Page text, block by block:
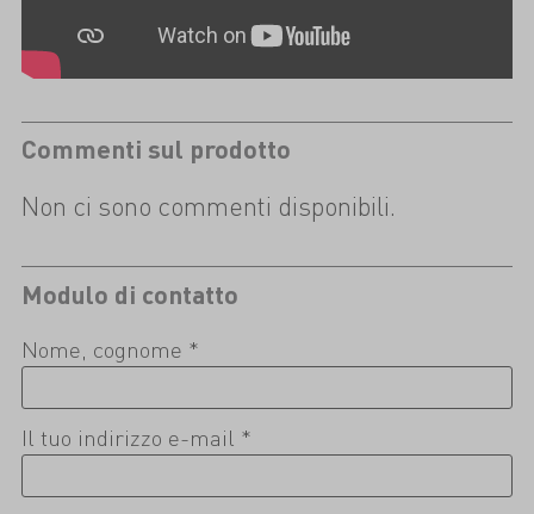
Commenti sul prodotto
Non ci sono commenti disponibili.
Modulo di contatto
Nome, cognome *
Il tuo indirizzo e-mail *